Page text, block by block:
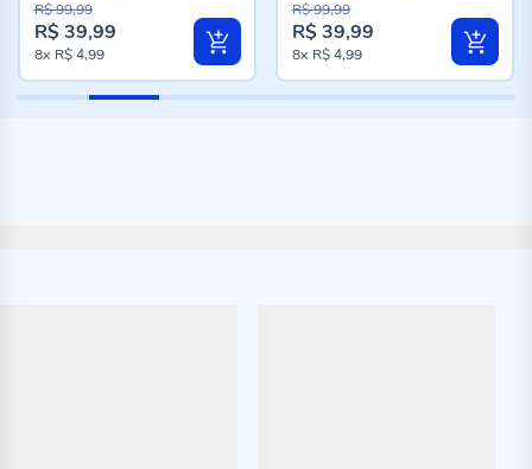
Preço
especial
R$ 39,99
R$ 99,99
8x R$ 4,99 Preço
especial
R$ 39,99
R$ 99,99
8x R$ 4,99